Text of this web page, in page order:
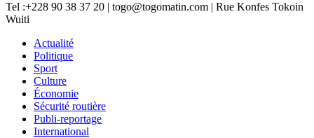
Tel :+228 90 38 37 20 | togo@togomatin.com | Rue Konfes Tokoin
Wuiti
Actualité
Politique
Sport
Culture
Économie
Sécurité routière
Publi-reportage
International